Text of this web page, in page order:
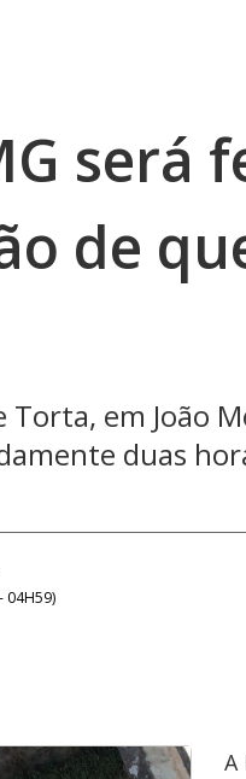
será
de
em João
duas
04H59)
A